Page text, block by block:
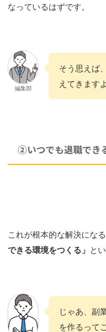
なっているはずです。
編集部
そう思えば
えてきます
②いつでも退職でき
これが根本的な解決にな
できる環境をつくる」 と
じゃあ、副
を作るって